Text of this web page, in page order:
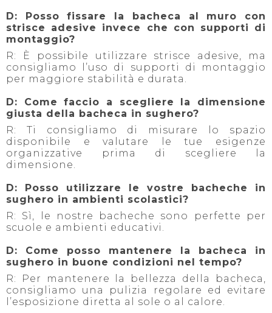
D: Posso fissare la bacheca al muro con
strisce adesive invece che con supporti di
montaggio?
R: È possibile utilizzare strisce adesive, ma
consigliamo l’uso di supporti di montaggio
per maggiore stabilità e durata.
D: Come faccio a scegliere la dimensione
giusta della bacheca in sughero?
R: Ti consigliamo di misurare lo spazio
disponibile e valutare le tue esigenze
organizzative prima di scegliere la
dimensione.
D: Posso utilizzare le vostre bacheche in
sughero in ambienti scolastici?
R: Sì, le nostre bacheche sono perfette per
scuole e ambienti educativi.
D: Come posso mantenere la bacheca in
sughero in buone condizioni nel tempo?
R: Per mantenere la bellezza della bacheca,
consigliamo una pulizia regolare ed evitare
l’esposizione diretta al sole o al calore.